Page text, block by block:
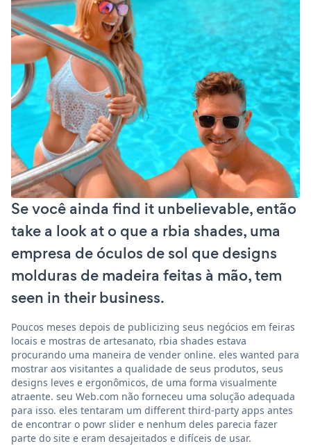
Se você ainda find it unbelievable, então
take a look at o que a rbia shades, uma
empresa de óculos de sol que designs
molduras de madeira feitas à mão, tem
seen in their business.
Poucos meses depois de publicizing seus negócios em feiras
locais e mostras de artesanato, rbia shades estava
procurando uma maneira de vender online. eles wanted para
mostrar aos visitantes a qualidade de seus produtos, seus
designs leves e ergonômicos, de uma forma visualmente
atraente. seu Web.com não forneceu uma solução adequada
para isso. eles tentaram um different third-party apps antes
de encontrar o powr slider e nenhum deles parecia fazer
parte do site e eram desajeitados e difíceis de usar.